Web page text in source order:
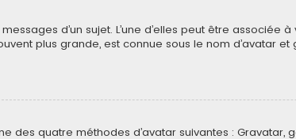
d’un sujet. L’une d’elles peut être associée
plus grande, est connue sous le nom d’avatar
des quatre méthodes d’avatar suivantes : Gravatar,